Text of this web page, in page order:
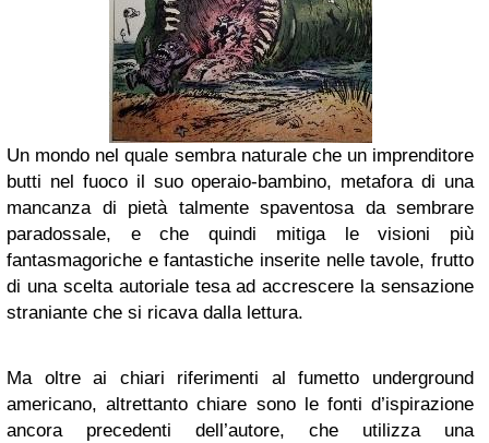
Un mondo nel quale sembra naturale che un imprenditore
butti nel fuoco il suo operaio-bambino, metafora di una
mancanza di pietà talmente spaventosa da sembrare
paradossale, e che quindi mitiga le visioni più
fantasmagoriche e fantastiche inserite nelle tavole, frutto
di una scelta autoriale tesa ad accrescere la sensazione
straniante che si ricava dalla lettura.
Ma oltre ai chiari riferimenti al fumetto underground
americano, altrettanto chiare sono le fonti d’ispirazione
ancora precedenti dell’autore, che utilizza una